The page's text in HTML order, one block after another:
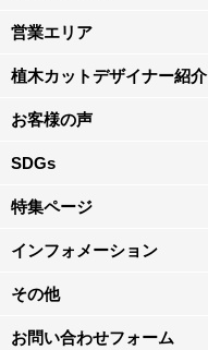
営業エリア
植木カットデザイナー紹介
お客様の声
SDGs
特集ページ
インフォメーション
その他
お問い合わせフォーム